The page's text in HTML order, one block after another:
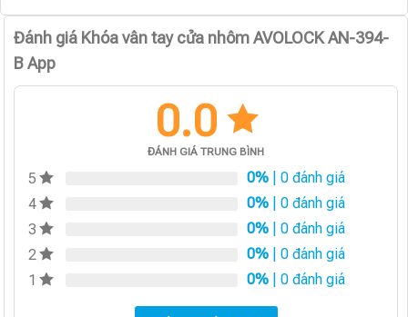
Đánh giá Khóa vân tay cửa nhôm AVOLOCK AN-394-
B App
0.0
ĐÁNH GIÁ TRUNG BÌNH
5 0% | 0 đánh giá
4
0% | 0 đánh giá
3
0% | 0 đánh giá
2
0% | 0 đánh giá
1
0% | 0 đánh giá